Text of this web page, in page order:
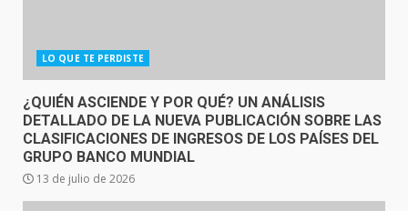
LO QUE TE PERDISTE
¿QUIÉN ASCIENDE Y POR QUÉ? UN ANÁLISIS
DETALLADO DE LA NUEVA PUBLICACIÓN SOBRE LAS
CLASIFICACIONES DE INGRESOS DE LOS PAÍSES DEL
GRUPO BANCO MUNDIAL
13 de julio de 2026